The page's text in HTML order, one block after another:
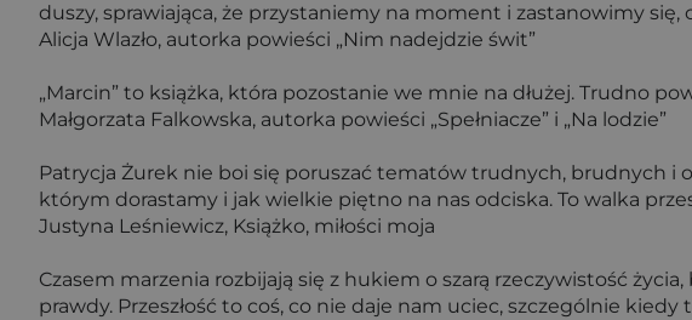
duszy, sprawiająca, że przystaniemy na moment i zastanowimy
Alicja Wlazło, autorka powieści „Nim nadejdzie świt”
„Marcin” to książka, która pozostanie we mnie na dłużej. Trudno
Małgorzata Falkowska, autorka powieści „Spełniacze” i „Na lodzie”
Patrycja Żurek nie boi się poruszać tematów trudnych, brudnych i
którym dorastamy i jak wielkie piętno na nas odciska. To walka
Justyna Leśniewicz, Książko, miłości moja
Czasem marzenia rozbijają się z hukiem o szarą rzeczywistość
prawdy. Przeszłość to coś, co nie daje nam uciec, szczególnie